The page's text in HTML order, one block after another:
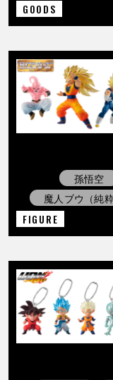
GOODS
孫悟空
魔人ブウ（純粋
FIGURE